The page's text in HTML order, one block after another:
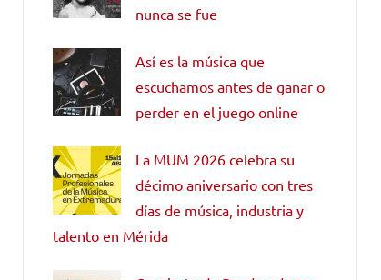
nunca se fue
Así es la música que
escuchamos antes de ganar o
perder en el juego online
La MUM 2026 celebra su
décimo aniversario con tres
días de música, industria y
talento en Mérida